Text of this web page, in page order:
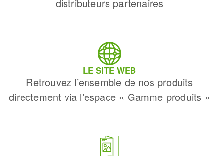
distributeurs partenaires
LE SITE WEB
Retrouvez l’ensemble de nos produits
directement via l’espace « Gamme produits »